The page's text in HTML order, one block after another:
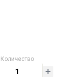
Количество